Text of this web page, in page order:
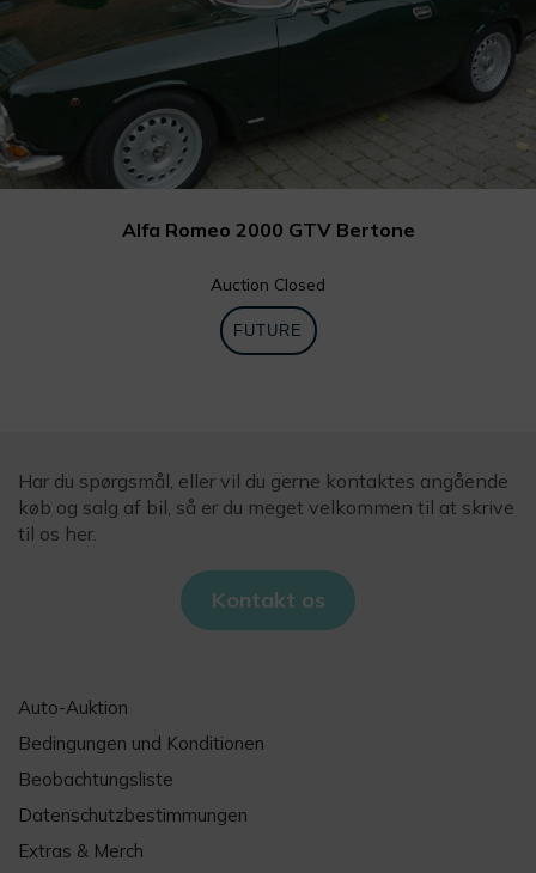
Alfa Romeo 2000 GTV Bertone
Auction Closed
FUTURE
Har du spørgsmål, eller vil du gerne kontaktes angående
køb og salg af bil, så er du meget velkommen til at skrive
til os her.
Kontakt os
Auto-Auktion
Bedingungen und Konditionen
Beobachtungsliste
Datenschutzbestimmungen
Extras & Merch